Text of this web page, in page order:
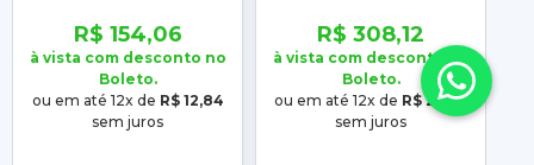
Portas Controle Manual
R$ 154,06
à vista com desconto no
Boleto.
ou em até 12x de R$ 12,84
sem juros
Portas Controle Manual
R$ 308,12
à vista com desconto no
Boleto.
ou em até 12x de R$ 25,68
sem juros